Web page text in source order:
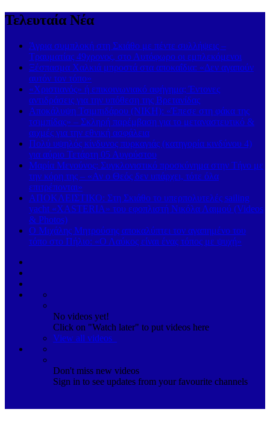
Τελευταία Νέα
Άγρια συμπλοκή στη Σκιάθο με πέντε συλλήψεις –
Τραυματίας 49χρονος, στο Αυτόφωρο οι εμπλεκόμενοι
Ξέσπασμα Χαλκιά μπροστά στα αποκαΐδια: «Δεν αγαπούν
αυτόν τον τόπο»
«Χριστιανός» ή επικοινωνιακό αφήγημα; Έντονες
αντιδράσεις για την υπόθεση της Βρετανίδας
Αποκάλυψη Τσιμπιδάρου (ΝΙΚΗ): «Έπεσε στη φάκα της
τσιμπίδας» – Σκληρή παρέμβαση για το μεταναστευτικό &
αιχμές για την εθνική ασφάλεια
Πολύ υψηλός κίνδυνος πυρκαγιάς (κατηγορία κινδύνου 4)
για αύριο Τετάρτη 05 Αυγούστου
Μαρία Μενούνος: Συγκλονιστικό προσκύνημα στην Τήνο με
την κόρη της – «Αν ο Θεός δεν υπάρχει, τότε όλα
επιτρέπονται»
ΑΠΟΚΛΕΙΣΤΙΚΟ: Στη Σκιάθο το υπερπολυτελές sailing
yacht «XASTERIA» του εφοπλιστή Νικόλα Λαιμού (Videos
& Photos)
Ο Μιχάλης Μητρούσης αποκαλύπτει τον αγαπημένο του
τόπο στο Πήλιο: «Ο Λαύκος είναι ένας τόπος με ψυχή»
No videos yet!
Click on "Watch later" to put videos here
View all videos
Don't miss new videos
Sign in to see updates from your favourite channels